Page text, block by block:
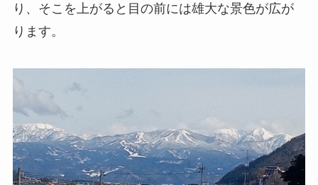
り、そこを上がると目の前には雄大な景色が広が
ります。